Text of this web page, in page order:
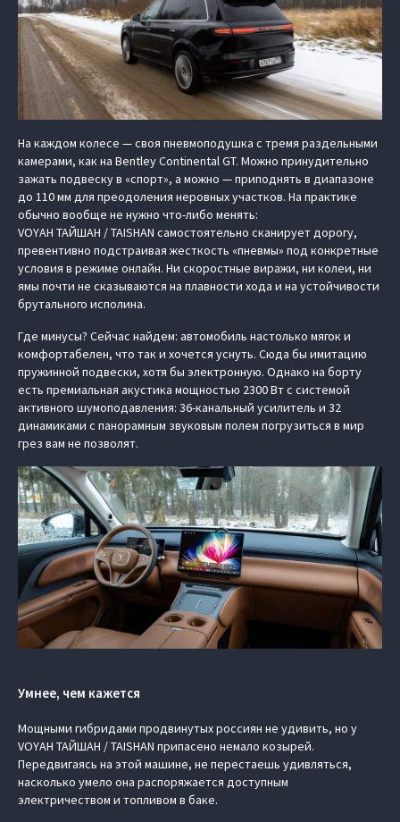
На каждом колесе — своя пневмоподушка с тремя раздельными
камерами, как на Bentley Continental GT. Можно принудительно
зажать подвеску в «спорт», а можно — приподнять в диапазоне
до 110 мм для преодоления неровных участков. На практике
обычно вообще не нужно что-либо менять:
VOYAH ТАЙШАН / TAISHAN самостоятельно сканирует дорогу,
превентивно подстраивая жесткость «пневмы» под конкретные
условия в режиме онлайн. Ни скоростные виражи, ни колеи, ни
ямы почти не сказываются на плавности хода и на устойчивости
брутального исполина.
Где минусы? Сейчас найдем: автомобиль настолько мягок и
комфортабелен, что так и хочется уснуть. Сюда бы имитацию
пружинной подвески, хотя бы электронную. Однако на борту
есть премиальная акустика мощностью 2300 Вт с системой
активного шумоподавления: 36-канальный усилитель и 32
динамиками с панорамным звуковым полем погрузиться в мир
грез вам не позволят.
Умнее, чем кажется
Мощными гибридами продвинутых россиян не удивить, но у
VOYAH ТАЙШАН / TAISHAN припасено немало козырей.
Передвигаясь на этой машине, не перестаешь удивляться,
насколько умело она распоряжается доступным
электричеством и топливом в баке.